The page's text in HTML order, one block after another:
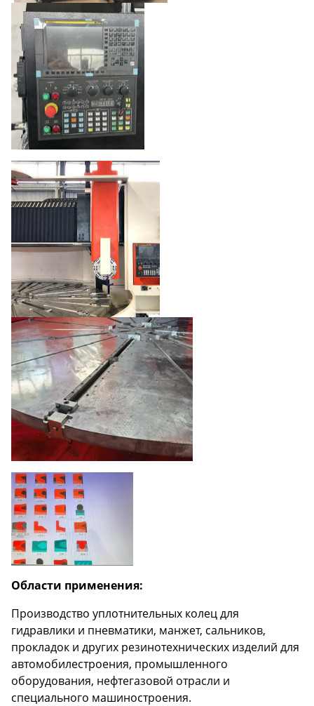
Области применения:
Производство уплотнительных колец для
гидравлики и пневматики, манжет, сальников,
прокладок и других резинотехнических изделий для
автомобилестроения, промышленного
оборудования, нефтегазовой отрасли и
специального машиностроения.